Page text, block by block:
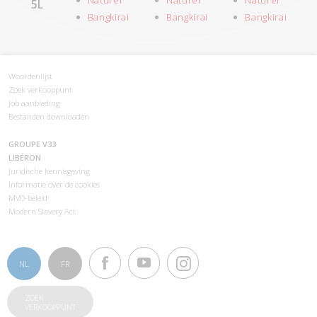
5L
Bangkirai
Bangkirai
Bangkirai
Woordenlijst
Zoek verkooppunt
Job aanbieding
Bestanden downloaden
GROUPE V33
LIBÉRON
Juridische kennisgeving
Informatie over de cookies
MVO-beleid
Modern Slavery Act
NL FR